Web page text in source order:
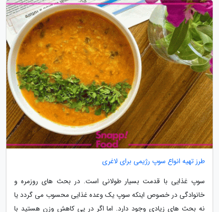
طرز تهیه انواع سوپ رژیمی برای لاغری
سوپ غذایی با قدمت بسیار طولانی است. در بحث های روزمره و
خانوادگی در خصوص اینکه سوپ یک وعده غذایی محسوب می گردد یا
نه بحث های زیادی وجود دارد. اما اگر در پی کاهش وزن هستید با